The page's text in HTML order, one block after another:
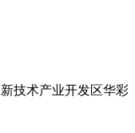
技术产业开发区华彩